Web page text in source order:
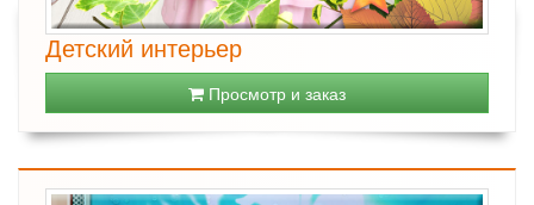
Детский интерьер
Просмотр и заказ